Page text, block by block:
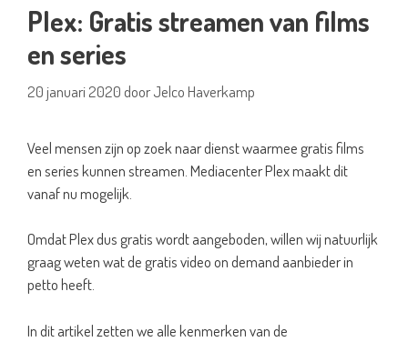
Plex: Gratis streamen van films
en series
20 januari 2020 doorJelco Haverkamp
Veel mensen zijn op zoek naar dienst waarmee gratis films
en series kunnen streamen. Mediacenter Plex maakt dit
vanaf nu mogelijk.
Omdat Plex dus gratis wordt aangeboden, willen wij natuurlijk
graag weten wat de gratis video on demand aanbieder in
petto heeft.
In dit artikel zetten we alle kenmerken van de